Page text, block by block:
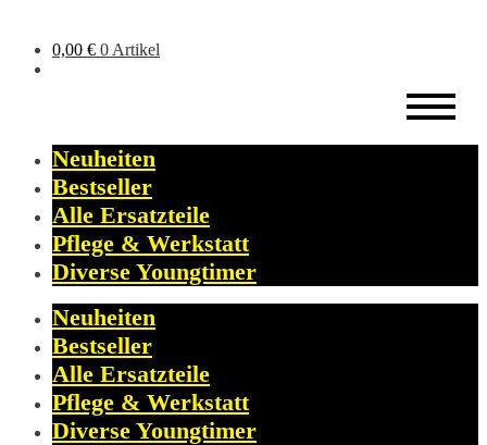
0,00 € 0 Artikel
Neuheiten
Bestseller
Alle Ersatzteile
Pflege & Werkstatt
Diverse Youngtimer
Neuheiten
Bestseller
Alle Ersatzteile
Pflege & Werkstatt
Diverse Youngtimer